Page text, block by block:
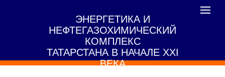
ЭНЕРГЕТИКА И
НЕФТЕГАЗОХИМИЧЕСКИЙ
КОМПЛЕКС
ТАТАРСТАНА В НАЧАЛЕ XXI
ВЕКА
Toggle